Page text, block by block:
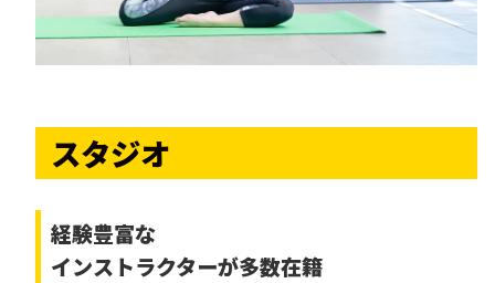
スタジオ
経験豊富な
インストラクターが多数在籍